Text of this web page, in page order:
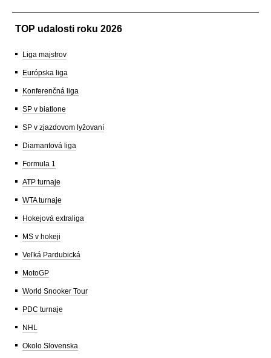
TOP udalosti roku 2026
Liga majstrov
Európska liga
Konferenčná liga
SP v biatlone
SP v zjazdovom lyžovaní
Diamantová liga
Formula 1
ATP turnaje
WTA turnaje
Hokejová extraliga
MS v hokeji
Veľká Pardubická
MotoGP
World Snooker Tour
PDC turnaje
NHL
Okolo Slovenska